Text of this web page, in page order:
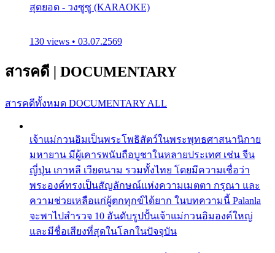
สุดยอด - วงซูซู (KARAOKE)
130 views • 03.07.2569
สารคดี | DOCUMENTARY
สารคดีทั้งหมด DOCUMENTARY ALL
เจ้าแม่กวนอิมเป็นพระโพธิสัตว์ในพระพุทธศาสนานิกาย
มหายาน มีผู้เคารพนับถือบูชาในหลายประเทศ เช่น จีน
ญี่ปุ่น เกาหลี เวียดนาม รวมทั้งไทย โดยมีความเชื่อว่า
พระองค์ทรงเป็นสัญลักษณ์แห่งความเมตตา กรุณา และ
ความช่วยเหลือแก่ผู้ตกทุกข์ได้ยาก ในบทความนี้ Palanla
จะพาไปสำรวจ 10 อันดับรูปปั้นเจ้าแม่กวนอิมองค์ใหญ่
และมีชื่อเสียงที่สุดในโลกในปัจจุบัน